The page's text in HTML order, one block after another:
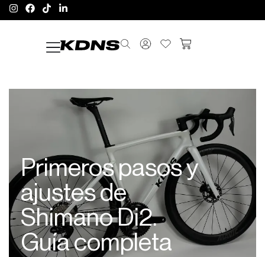
Primeros pasos y
ajustes de
Shimano Di2.
Guía completa